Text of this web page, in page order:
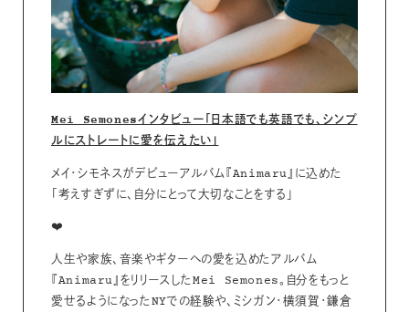
Mei Semonesインタビュー「日本語でも英語でも、シンプ
ルにストレートに愛を伝えたい」
メイ・シモネスがデビューアルバム『Animaru』に込めた
「考えすぎずに、自分にとって大切なことをする」
❤️
人生や家族、音楽やギターへの愛を込めたアルバム
『Animaru』をリリースしたMei Semones。自分をもっと
愛せるようになったNYでの経験や、ミシガン・横須賀・鎌倉